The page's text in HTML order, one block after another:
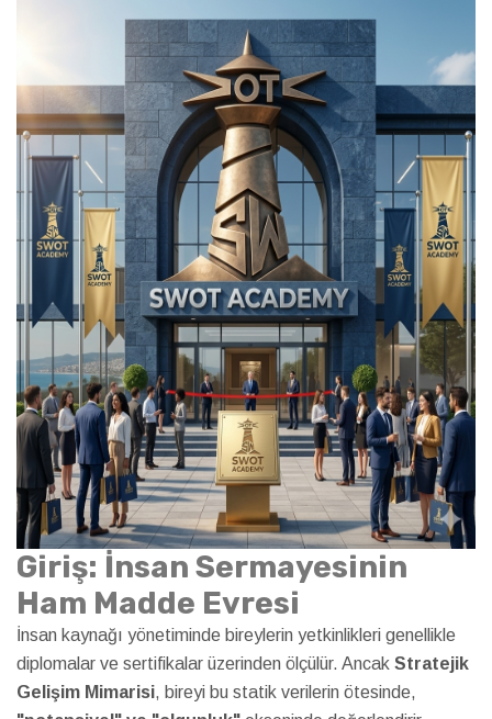
Giriş: İnsan Sermayesinin
Ham Madde Evresi
İnsan kaynağı yönetiminde bireylerin yetkinlikleri genellikle
diplomalar ve sertifikalar üzerinden ölçülür. Ancak Stratejik
Gelişim Mimarisi, bireyi bu statik verilerin ötesinde,